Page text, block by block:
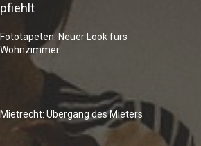
Fototapeten: Neuer Look fürs
Wohnzimmer
Mietrecht: Übergang des Mieters